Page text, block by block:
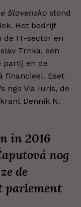
Slovensko stond
Het bedrijf
de IT-sector en
Trnka, een
partij en de
financieel. Eset
ngo Via Iuris, de
Dennik N.
in 2016
nog
de
parlement